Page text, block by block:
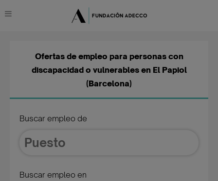
Buscar empleo de
Buscar empleo en
Ofertas de empleo para personas con
discapacidad o vulnerables en El Papiol
(Barcelona)